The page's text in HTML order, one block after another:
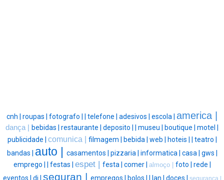
cnh | roupas | fotografo | | telefone | adesivos | escola | america |
dança | bebidas | restaurante | deposito | | museu | boutique | motel |
publicidade | comunica | filmagem | bebida | web | hoteis | | teatro |
bandas | auto | casamentos | pizzaria | informatica | casa | gws |
emprego | | festas | espet | festa | comer | almoço | foto | rede |
eventos | dj | seguran | empregos | bolos | | lan | doces | segurança |